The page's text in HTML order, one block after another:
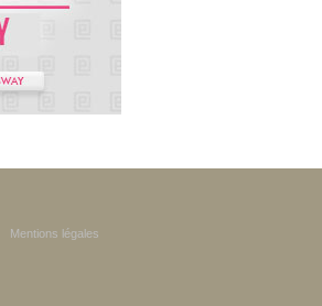
Mentions légales